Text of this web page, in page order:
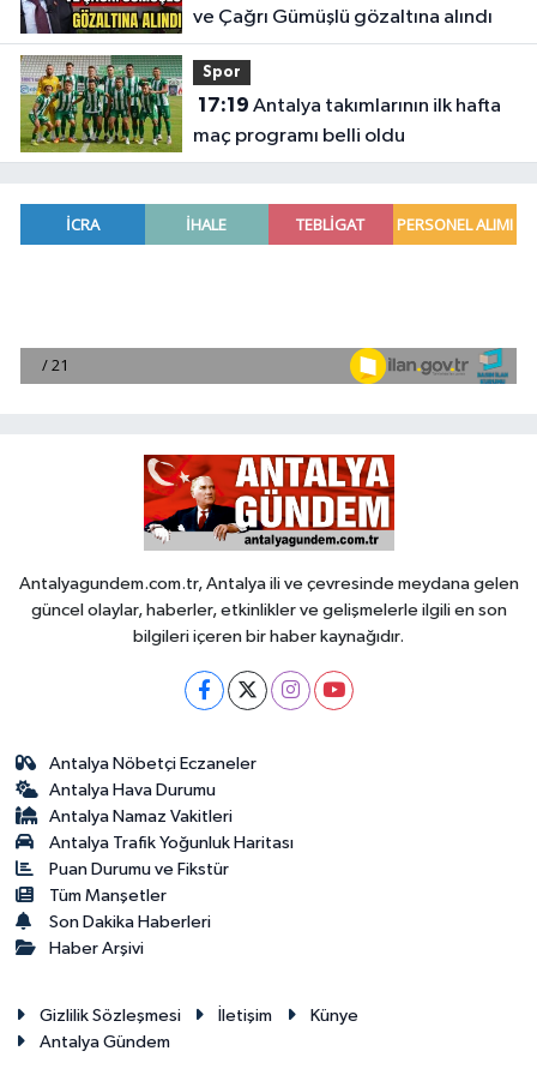
ve Çağrı Gümüşlü gözaltına alındı
Spor
17:19
maç programı belli oldu
Antalyagundem.com.tr, Antalya ili ve çevresinde meydana gelen
güncel olaylar, haberler, etkinlikler ve gelişmelerle ilgili en son
bilgileri içeren bir haber kaynağıdır.
Antalya Nöbetçi Eczaneler
Antalya Hava Durumu
Antalya Namaz Vakitleri
Antalya Trafik Yoğunluk Haritası
Puan Durumu ve Fikstür
Tüm Manşetler
Son Dakika Haberleri
Haber Arşivi
Gizlilik Sözleşmesi İletişim
Künye
Antalya Gündem